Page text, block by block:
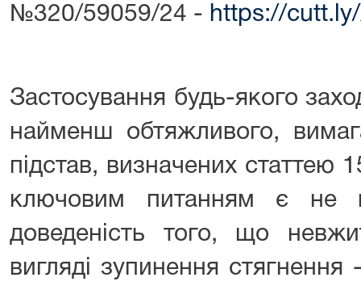
№320/59059/24 - https://
Застосування будь-якого
найменш обтяжливого,
підстав, визначених статтею
ключовим питанням є не
доведеність того, що
вигляді зупинення стягнення